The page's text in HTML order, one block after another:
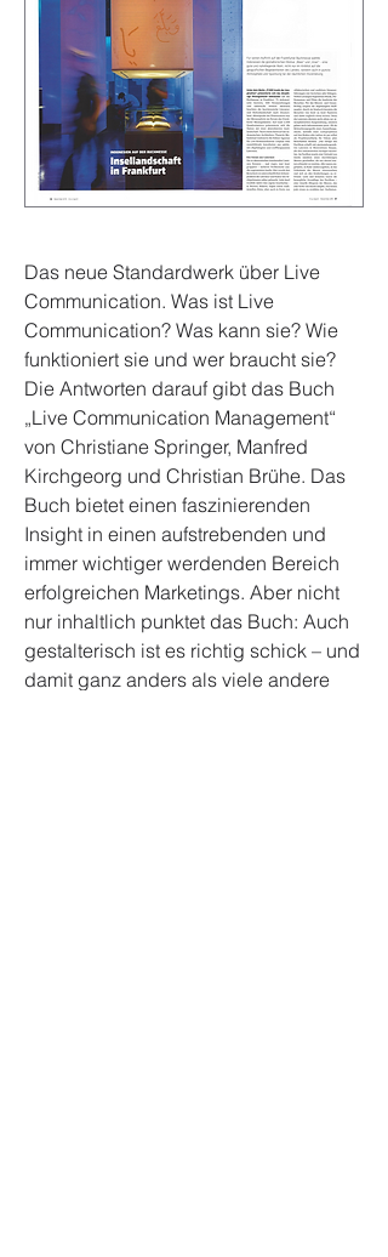
Das neue Standardwerk über Live
Communication. Was ist Live
Communication? Was kann sie? Wie
funktioniert sie und wer braucht sie?
Die Antworten darauf gibt das Buch
„Live Communication Management“
von Christiane Springer, Manfred
Kirchgeorg und Christian Brühe. Das
Buch bietet einen faszinierenden
Insight in einen aufstrebenden und
immer wichtiger werdenden Bereich
erfolgreichen Marketings. Aber nicht
nur inhaltlich punktet das Buch: Auch
gestalterisch ist es richtig schick – und
damit ganz anders als viele andere